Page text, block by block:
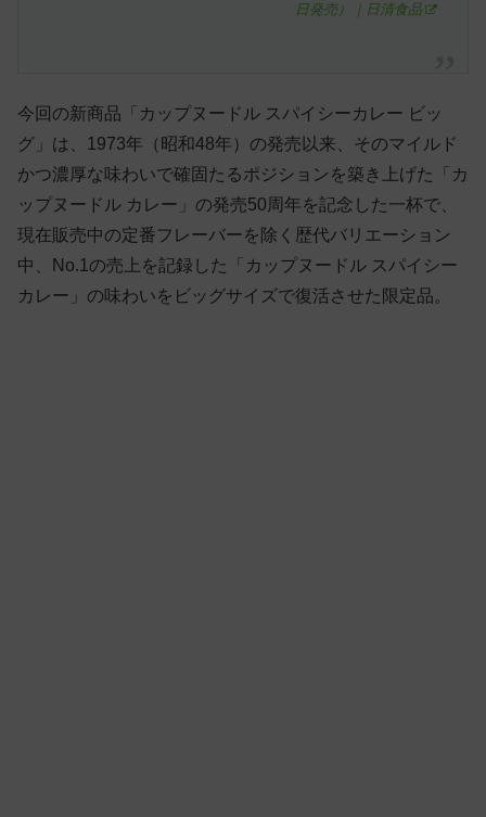
日発売）｜日清食品
今回の新商品「カップヌードル スパイシーカレー ビッ
グ」は、1973年（昭和48年）の発売以来、そのマイルド
かつ濃厚な味わいで確固たるポジションを築き上げた「カ
ップヌードル カレー」の発売50周年を記念した一杯で、
現在販売中の定番フレーバーを除く歴代バリエーション
中、No.1の売上を記録した「カップヌードル スパイシー
カレー」の味わいをビッグサイズで復活させた限定品。